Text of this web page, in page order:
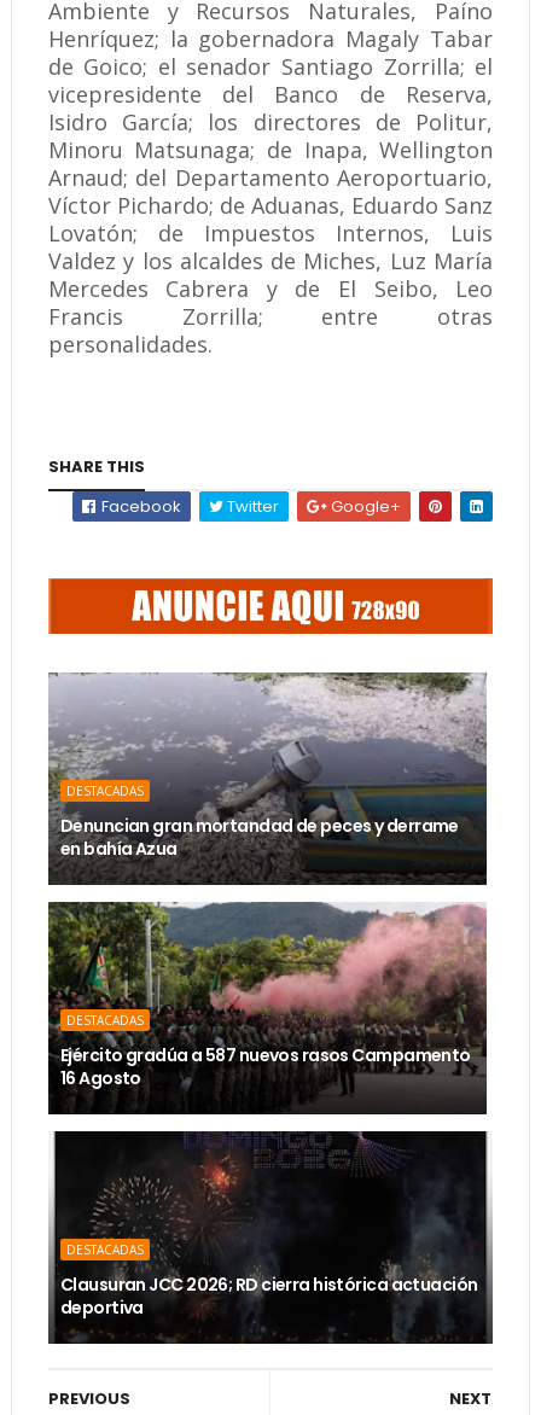
Ambiente y Recursos Naturales, Paíno
Henríquez; la gobernadora Magaly Tabar
de Goico; el senador Santiago Zorrilla; el
vicepresidente del Banco de Reserva,
Isidro García; los directores de Politur,
Minoru Matsunaga; de Inapa, Wellington
Arnaud; del Departamento Aeroportuario,
Víctor Pichardo; de Aduanas, Eduardo Sanz
Lovatón; de Impuestos Internos, Luis
Valdez y los alcaldes de Miches, Luz María
Mercedes Cabrera y de El Seibo, Leo
Francis Zorrilla; entre otras
personalidades.
SHARE THIS
Facebook
Twitter Google+
DESTACADAS
Denuncian gran mortandad de peces y derrame
en bahía Azua
DESTACADAS
Ejército gradúa a 587 nuevos rasos Campamento
16 Agosto
DESTACADAS
Clausuran JCC 2026; RD cierra histórica actuación
deportiva
NEXT
PREVIOUS